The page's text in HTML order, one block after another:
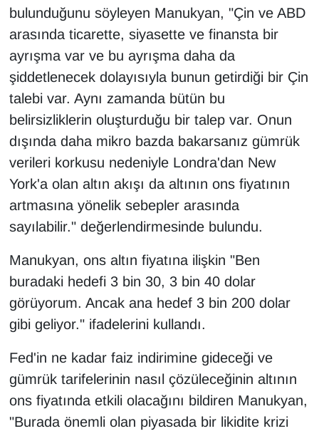
bulunduğunu söyleyen Manukyan, "Çin ve ABD
arasında ticarette, siyasette ve finansta bir
ayrışma var ve bu ayrışma daha da
şiddetlenecek dolayısıyla bunun getirdiği bir Çin
talebi var. Aynı zamanda bütün bu
belirsizliklerin oluşturduğu bir talep var. Onun
dışında daha mikro bazda bakarsanız gümrük
verileri korkusu nedeniyle Londra'dan New
York'a olan altın akışı da altının ons fiyatının
artmasına yönelik sebepler arasında
sayılabilir." değerlendirmesinde bulundu.
Manukyan, ons altın fiyatına ilişkin "Ben
buradaki hedefi 3 bin 30, 3 bin 40 dolar
görüyorum. Ancak ana hedef 3 bin 200 dolar
gibi geliyor." ifadelerini kullandı.
Fed'in ne kadar faiz indirimine gideceği ve
gümrük tarifelerinin nasıl çözüleceğinin altının
ons fiyatında etkili olacağını bildiren Manukyan,
"Burada önemli olan piyasada bir likidite krizi